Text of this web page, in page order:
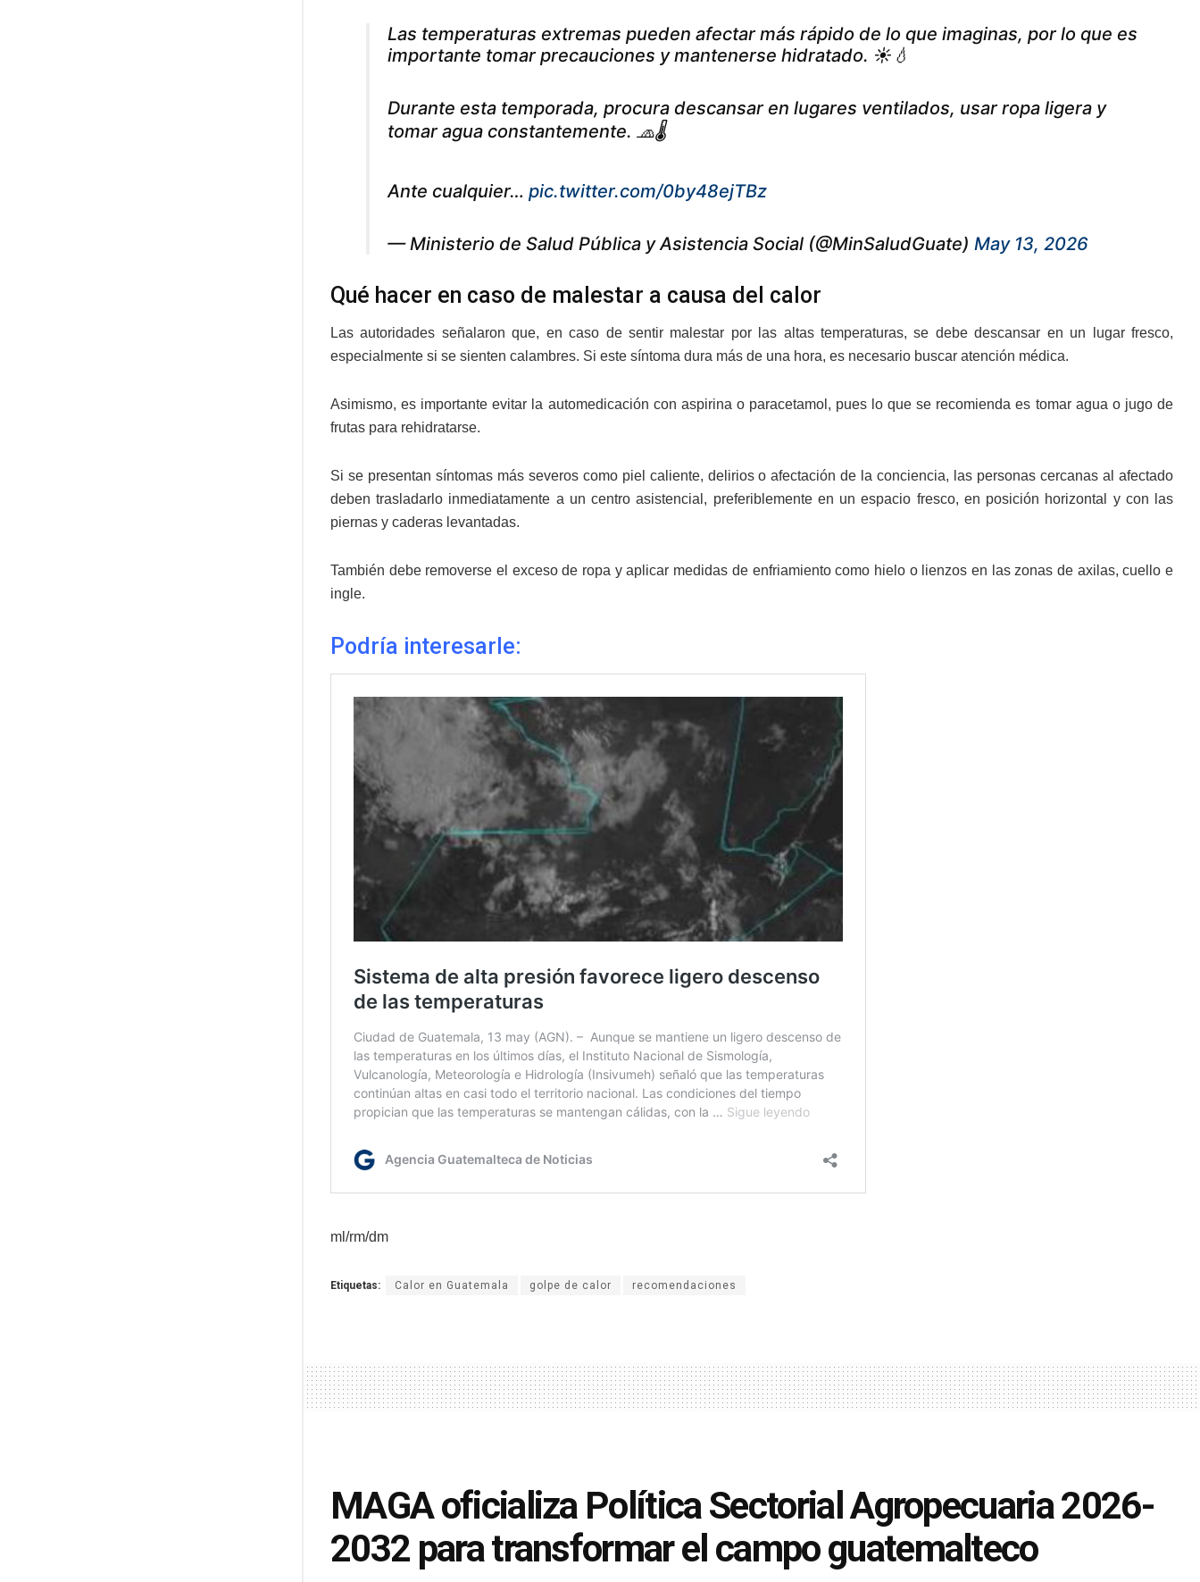
Las temperaturas extremas pueden afectar más rápido de lo que imaginas, por lo que es
importante tomar precauciones y mantenerse hidratado. ☀️💧
Durante esta temporada, procura descansar en lugares ventilados, usar ropa ligera y
tomar agua constantemente. 🧢🌡️
Ante cualquier… pic.twitter.com/0by48ejTBz
— Ministerio de Salud Pública y Asistencia Social (@MinSaludGuate) May 13, 2026
Qué hacer en caso de malestar a causa del calor
Las autoridades señalaron que, en caso de sentir malestar por las altas temperaturas, se debe descansar en un lugar fresco,
especialmente si se sienten calambres. Si este síntoma dura más de una hora, es necesario buscar atención médica.
Asimismo, es importante evitar la automedicación con aspirina o paracetamol, pues lo que se recomienda es tomar agua o jugo de
frutas para rehidratarse.
Si se presentan síntomas más severos como piel caliente, delirios o afectación de la conciencia, las personas cercanas al afectado
deben trasladarlo inmediatamente a un centro asistencial, preferiblemente en un espacio fresco, en posición horizontal y con las
piernas y caderas levantadas.
También debe removerse el exceso de ropa y aplicar medidas de enfriamiento como hielo o lienzos en las zonas de axilas, cuello e
ingle.
Podría interesarle:
ml/rm/dm
Etiquetas: Calor en Guatemala golpe de calor recomendaciones
MAGA oficializa Política Sectorial Agropecuaria 2026-
2032 para transformar el campo guatemalteco